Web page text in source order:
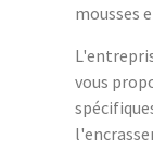
mousses
vous